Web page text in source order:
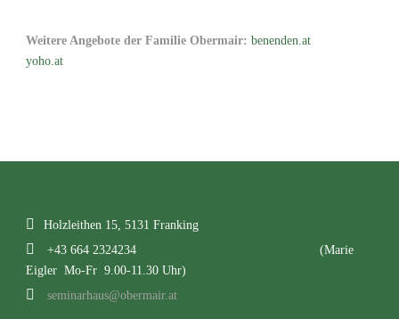
Weitere Angebote der Familie Obermair: benenden.at
yoho.at
Holzleithen 15, 5131 Franking
+43 664 2324234
(Marie
Eigler Mo-Fr 9.00-11.30 Uhr)
seminarhaus@obermair.at